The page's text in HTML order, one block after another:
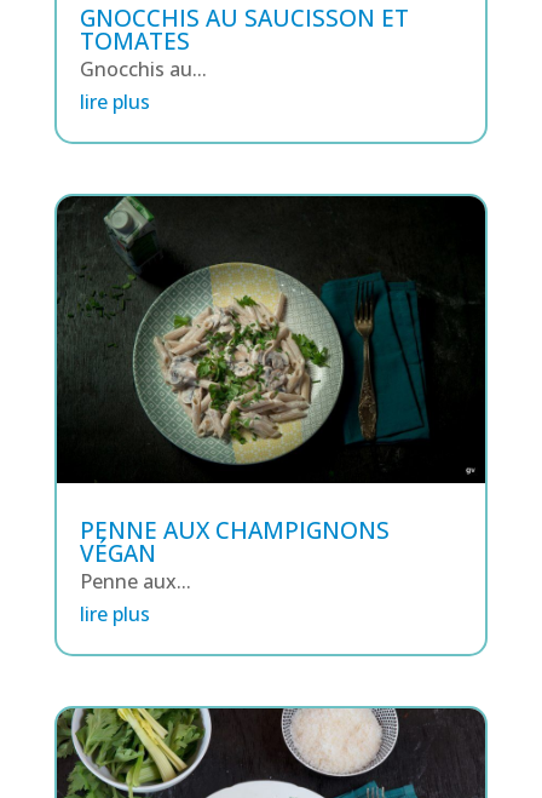
GNOCCHIS AU SAUCISSON ET
TOMATES
Gnocchis au...
lire plus
PENNE AUX CHAMPIGNONS
VÉGAN
Penne aux...
lire plus